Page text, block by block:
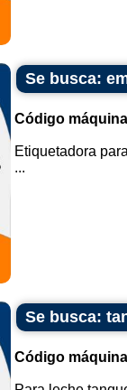
Se busca:
Código
Etiquetadora
...
Se busca:
Código